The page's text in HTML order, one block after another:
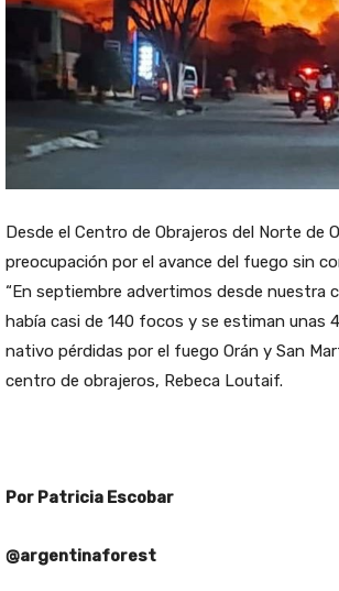
Desde el Centro de Obrajeros del Norte de
preocupación por el avance del fuego sin
“En septiembre advertimos desde nuestra
había casi de 140 focos y se estiman unas
nativo pérdidas por el fuego Orán y San
centro de obrajeros, Rebeca Loutaif.
Por Patricia Escobar
@argentinaforest